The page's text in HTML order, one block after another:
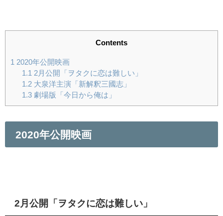
Contents
1 2020年公開映画
1.1 2月公開「ヲタクに恋は難しい」
1.2大泉洋主演「新解釈三國志」
1.3劇場版「今日から俺は」
2020年公開映画
2月公開「ヲタクに恋は難しい」